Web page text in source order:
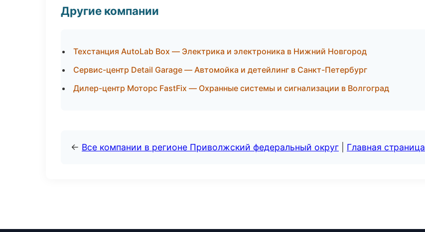
Другие компании
Техстанция AutoLab Box — Электрика и электроника в Нижний Новгород
Сервис-центр Detail Garage — Автомойка и детейлинг в Санкт-Петербург
Дилер-центр Моторс FastFix — Охранные системы и сигнализации в Волгоград
← Все компании в регионе Приволжский федеральный округ Главная страница